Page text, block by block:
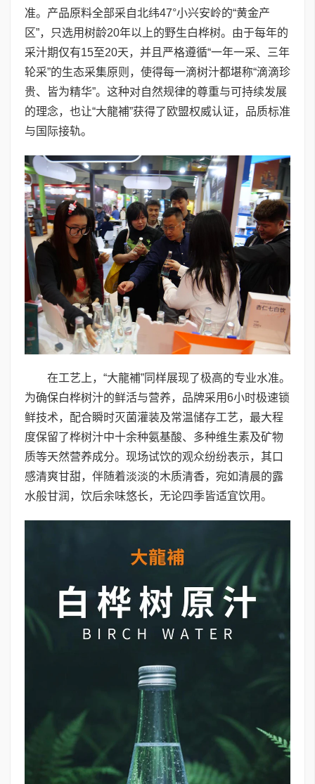
准。产品原料全部采自北纬47°小兴安岭的“黄金产
区”，只选用树龄20年以上的野生白桦树。由于每年的
采汁期仅有15至20天，并且严格遵循“一年一采、三年
轮采”的生态采集原则，使得每一滴树汁都堪称“滴滴珍
贵、皆为精华”。这种对自然规律的尊重与可持续发展
的理念，也让“大龍補”获得了欧盟权威认证，品质标准
与国际接轨。
在工艺上，“大龍補”同样展现了极高的专业水准。
为确保白桦树汁的鲜活与营养，品牌采用6小时极速锁
鲜技术，配合瞬时灭菌灌装及常温储存工艺，最大程
度保留了桦树汁中十余种氨基酸、多种维生素及矿物
质等天然营养成分。现场试饮的观众纷纷表示，其口
感清爽甘甜，伴随着淡淡的木质清香，宛如清晨的露
水般甘润，饮后余味悠长，无论四季皆适宜饮用。